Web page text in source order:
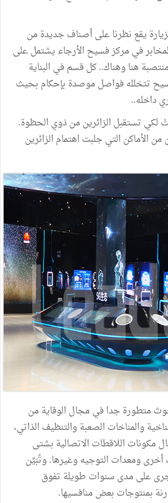
يقع نظرنا على أصناف جديدة من
المخابر في مركز فسيح الأرجاء يشتمل على
هنا وهناك.. كل قسم في البناية
تتخلله فواصل موصدة بإحكام بحيث
داخله..
تستقبل الزائرين من ذوي الحظوة.
الأماكن التي جلبت اهتمام الزائرين
متطورة جدا في مجال الوقاية من
والمناخات الصعبة والتنظيف الذاتي،
مكونات اللاقطات الاتصالية بشتى
أخرى ومعدات التوجيه وغيرها. وتُبَيِّن
تجرى على مدى سنوات طويلة تفوق
بمنتوجات بعض منافسيها.